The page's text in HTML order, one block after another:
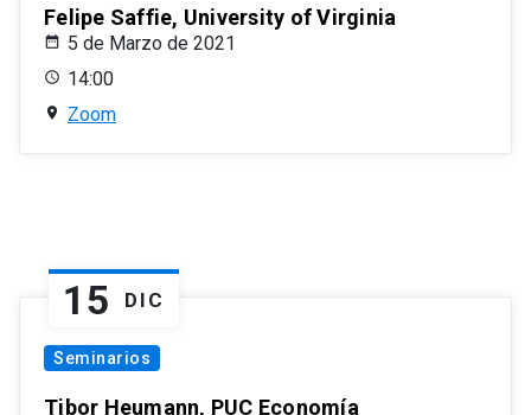
Felipe Saffie, University of Virginia
5 de Marzo de 2021
14:00
Zoom
15 DIC
Seminarios
Tibor Heumann, PUC Economía